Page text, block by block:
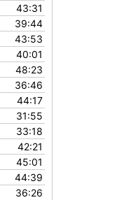
43:31
39:44
43:53
40:01
48:23
36:46
44:17
31:55
33:18
42:21
45:01
44:39
36:26